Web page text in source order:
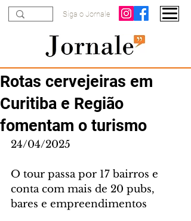
Siga o Jornale
Rotas cervejeiras em
Curitiba e Região
fomentam o turismo
24/04/2025
O tour passa por 17 bairros e
conta com mais de 20 pubs,
bares e empreendimentos